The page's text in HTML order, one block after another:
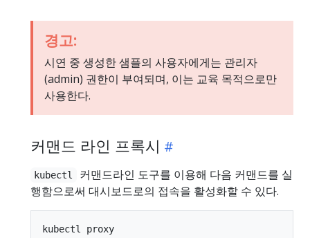
경고:
시연 중 생성한 샘플의 사용자에게는 관리자
(admin) 권한이 부여되며, 이는 교육 목적으로만
사용한다.
커맨드 라인 프록시
kubectl
커맨드라인 도구를 이용해 다음 커맨드를 실
행함으로써 대시보드로의 접속을 활성화할 수 있다.